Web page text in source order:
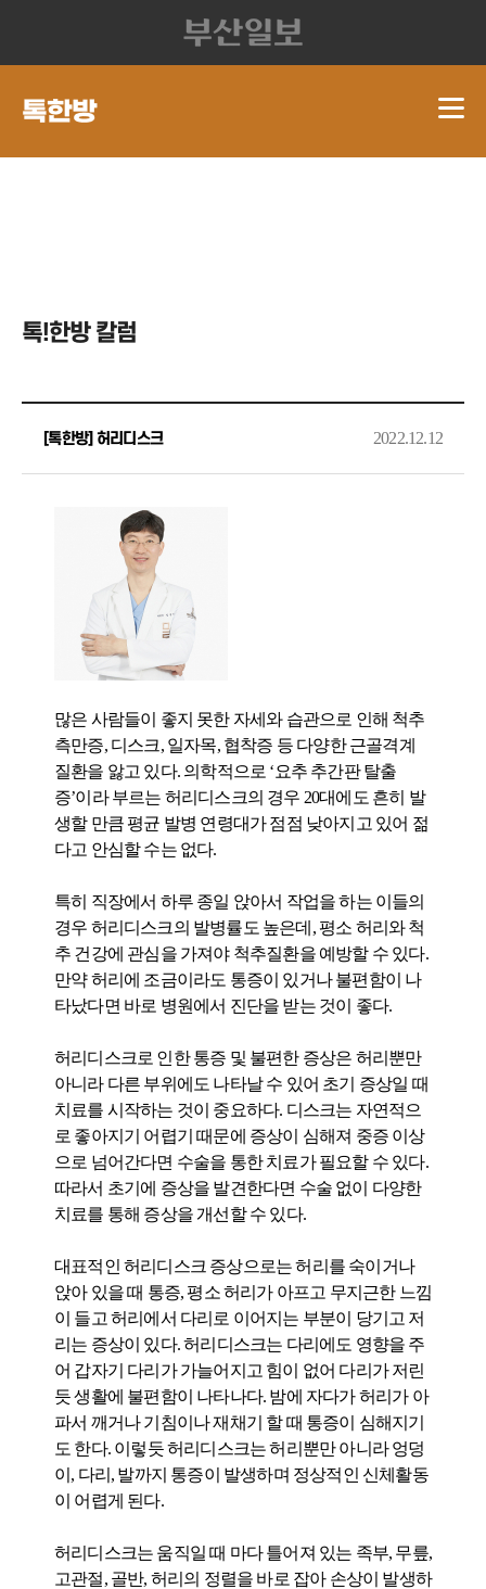
톡!한방 칼럼
[톡한방] 허리디스크 2022.12.12
많은 사람들이 좋지 못한 자세와 습관으로 인해 척추
측만증, 디스크, 일자목, 협착증 등 다양한 근골격계
질환을 앓고 있다. 의학적으로 ‘요추 추간판 탈출
증’이라 부르는 허리디스크의 경우 20대에도 흔히 발
생할 만큼 평균 발병 연령대가 점점 낮아지고 있어 젊
다고 안심할 수는 없다.
특히 직장에서 하루 종일 앉아서 작업을 하는 이들의
경우 허리디스크의 발병률도 높은데, 평소 허리와 척
추 건강에 관심을 가져야 척추질환을 예방할 수 있다.
만약 허리에 조금이라도 통증이 있거나 불편함이 나
타났다면 바로 병원에서 진단을 받는 것이 좋다.
허리디스크로 인한 통증 및 불편한 증상은 허리뿐만
아니라 다른 부위에도 나타날 수 있어 초기 증상일 때
치료를 시작하는 것이 중요하다. 디스크는 자연적으
로 좋아지기 어렵기 때문에 증상이 심해져 중증 이상
으로 넘어간다면 수술을 통한 치료가 필요할 수 있다.
따라서 초기에 증상을 발견한다면 수술 없이 다양한
치료를 통해 증상을 개선할 수 있다.
대표적인 허리디스크 증상으로는 허리를 숙이거나
앉아 있을 때 통증, 평소 허리가 아프고 무지근한 느낌
이 들고 허리에서 다리로 이어지는 부분이 당기고 저
리는 증상이 있다. 허리디스크는 다리에도 영향을 주
어 갑자기 다리가 가늘어지고 힘이 없어 다리가 저린
듯 생활에 불편함이 나타나다. 밤에 자다가 허리가 아
파서 깨거나 기침이나 재채기 할 때 통증이 심해지기
도 한다. 이렇듯 허리디스크는 허리뿐만 아니라 엉덩
이, 다리, 발까지 통증이 발생하며 정상적인 신체활동
이 어렵게 된다.
허리디스크는 움직일 때 마다 틀어져 있는 족부, 무릎,
고관절, 골반, 허리의 정렬을 바로 잡아 손상이 발생하